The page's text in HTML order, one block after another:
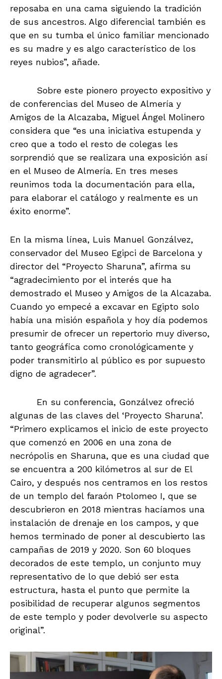
reposaba en una cama siguiendo la tradición
de sus ancestros. Algo diferencial también es
que en su tumba el único familiar mencionado
es su madre y es algo característico de los
reyes nubios”, añade.
Sobre este pionero proyecto expositivo y
de conferencias del Museo de Almería y
Amigos de la Alcazaba, Miguel Ángel Molinero
considera que “es una iniciativa estupenda y
creo que a todo el resto de colegas les
sorprendió que se realizara una exposición así
en el Museo de Almería. En tres meses
reunimos toda la documentación para ella,
para elaborar el catálogo y realmente es un
éxito enorme”.
En la misma línea, Luis Manuel Gonzálvez,
conservador del Museo Egipci de Barcelona y
director del “Proyecto Sharuna”, afirma su
“agradecimiento por el interés que ha
demostrado el Museo y Amigos de la Alcazaba.
Cuando yo empecé a excavar en Egipto solo
había una misión española y hoy día podemos
presumir de ofrecer un repertorio muy diverso,
tanto geográfica como cronológicamente y
poder transmitirlo al público es por supuesto
digno de agradecer”.
En su conferencia, Gonzálvez ofreció
algunas de las claves del ‘Proyecto Sharuna’.
“Primero explicamos el inicio de este proyecto
que comenzó en 2006 en una zona de
necrópolis en Sharuna, que es una ciudad que
se encuentra a 200 kilómetros al sur de El
Cairo, y después nos centramos en los restos
de un templo del faraón Ptolomeo I, que se
descubrieron en 2018 mientras hacíamos una
instalación de drenaje en los campos, y que
hemos terminado de poner al descubierto las
campañas de 2019 y 2020. Son 60 bloques
decorados de este templo, un conjunto muy
representativo de lo que debió ser esta
estructura, hasta el punto que permite la
posibilidad de recuperar algunos segmentos
de este templo y poder devolverle su aspecto
original”.